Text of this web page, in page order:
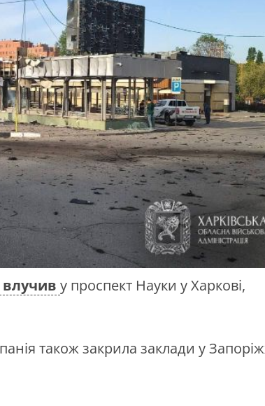
влучив у проспект Науки у Харкові,
також закрила заклади у